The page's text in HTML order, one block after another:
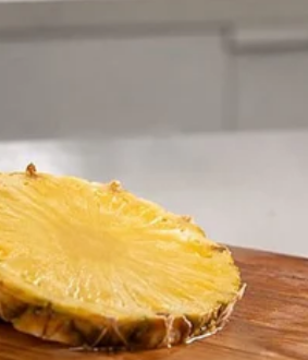
kuhinja s direktnim izlazom na bazen, tri
u sudskom sporu sa svekrom Mišom oko
iz poslova i prodaje nastala upravo